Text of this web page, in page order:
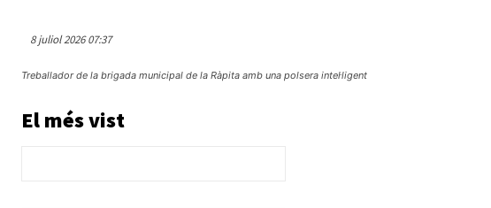
8 juliol 2026 07:37
Treballador de la brigada municipal de la Ràpita amb una polsera intel·ligent
El més vist